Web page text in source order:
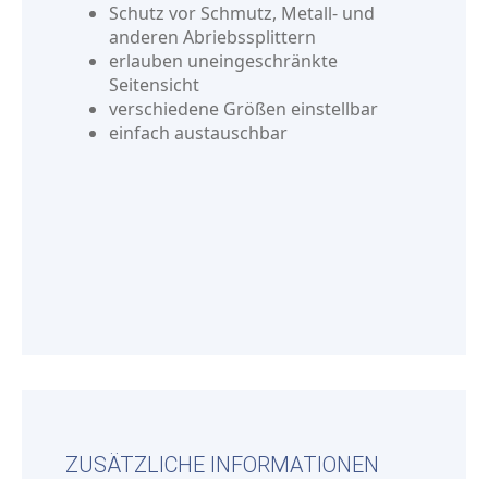
Schutz vor Schmutz, Metall- und
anderen Abriebssplittern
erlauben uneingeschränkte
Seitensicht
verschiedene Größen einstellbar
einfach austauschbar
ZUSÄTZLICHE INFORMATIONEN